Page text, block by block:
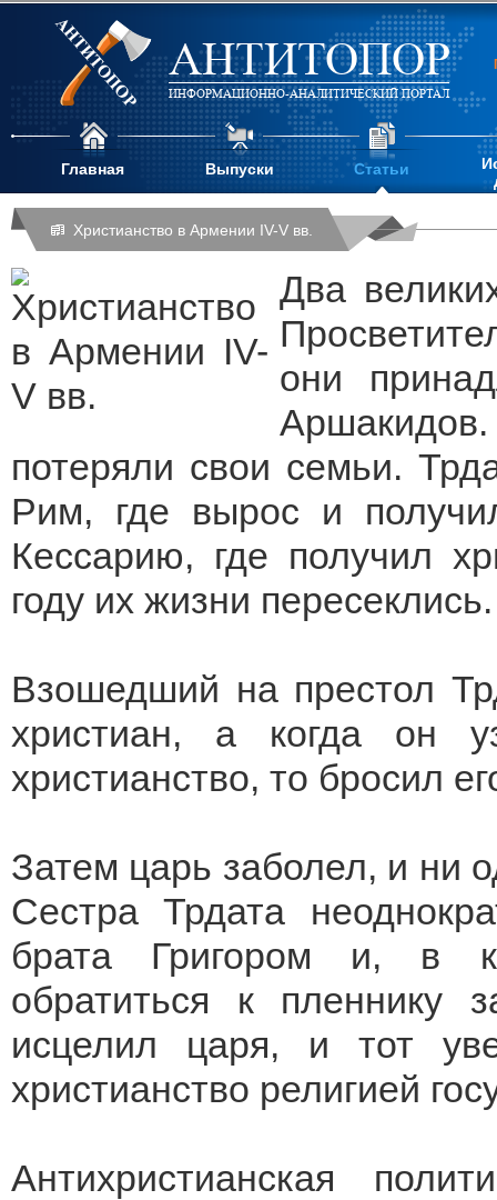
АНТИТОПОР
ИНФОРМАЦИОННО-АНАЛИТИЧЕСКИЙ ПОРТАЛ
Главная Выпуски Статьи
Христианство в Армении IV-V вв.
Два
они
потеряли свои семьи.
Рим, где вырос и
Кессарию, где получил
году их жизни пересеклись.
Взошедший на престол
христиан, а когда он
христианство, то бросил
Затем царь заболел, и ни
Сестра Трдата
брата Григором и, в
обратиться к пленнику
исцелил царя, и тот
христианство религией
Антихристианская